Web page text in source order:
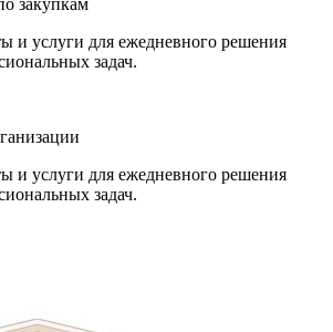
закупкам
и услуги для ежедневного решения
задач.
и услуги для ежедневного решения
задач.